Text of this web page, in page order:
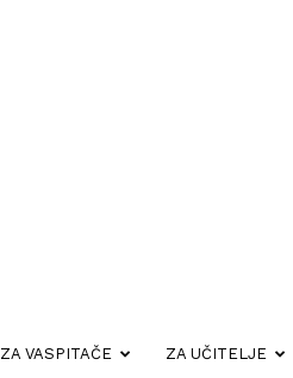
ZA VASPITAČE ZA UČITELJE